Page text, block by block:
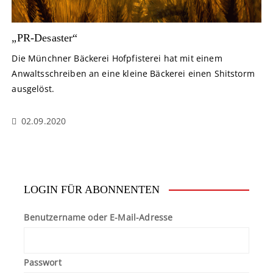
„PR-Desaster“
Die Münchner Bäckerei Hofpfisterei hat mit einem
Anwaltsschreiben an eine kleine Bäckerei einen Shitstorm
ausgelöst.
02.09.2020
LOGIN FÜR ABONNENTEN
Benutzername oder E-Mail-Adresse
Passwort